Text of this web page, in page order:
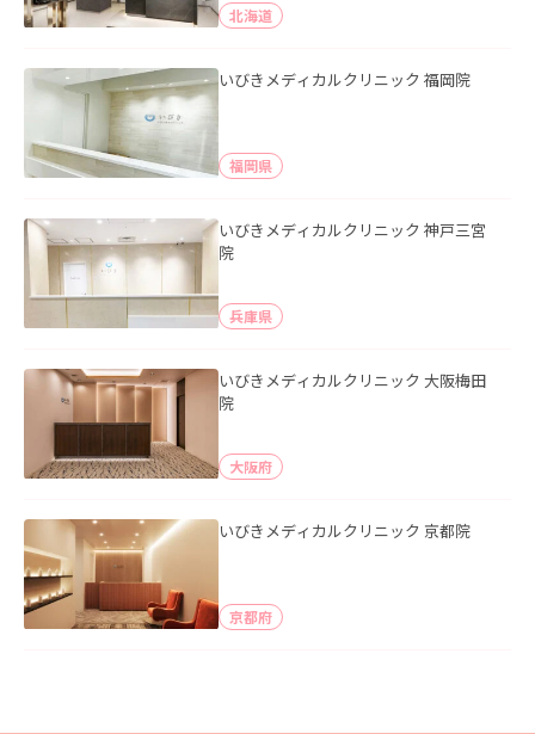
北海道
いびきメディカルクリニック 福岡院
福岡県
いびきメディカルクリニック 神戸三宮
院
兵庫県
いびきメディカルクリニック 大阪梅田
院
大阪府
いびきメディカルクリニック 京都院
京都府